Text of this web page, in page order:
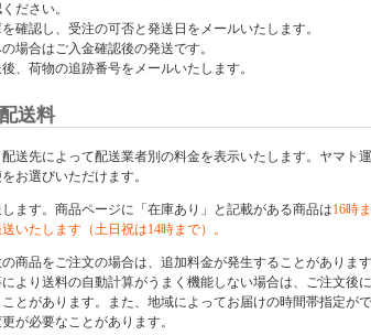
ださい。
確認し、受注の可否と発送日をメールいたします。
場合はご入金確認後の発送です。
、荷物の追跡番号をメールいたします。
送料
送先によって配送業者別の料金を表示いたします。ヤマト
お選びいただけます。
ます。商品ページに「在庫あり」と記載がある商品は16時
いたします（土日祝は14時まで）。
商品をご注文の場合は、追加料金が発生することがありま
より送料の自動計算がうまく機能しない場合は、ご注文後
とがあります。また、地域によってお届けの時間帯指定が
が必要なことがあります。